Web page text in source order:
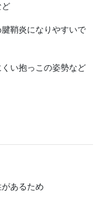
ど
鞘炎になりやすいで
い抱っこの姿勢など
あるため